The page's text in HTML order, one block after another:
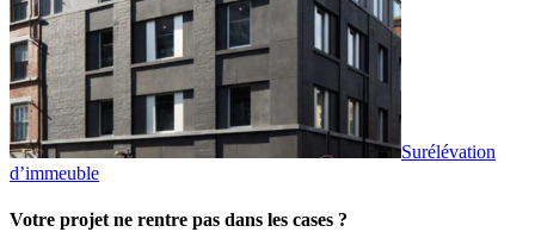
Surélévation
d’immeuble
Votre projet ne rentre pas dans les cases ?